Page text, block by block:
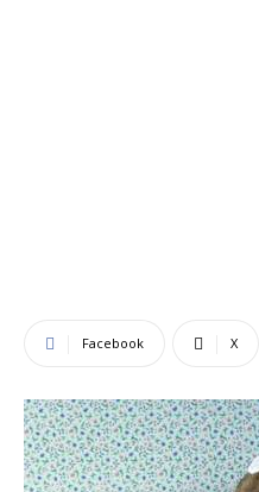
Facebook X